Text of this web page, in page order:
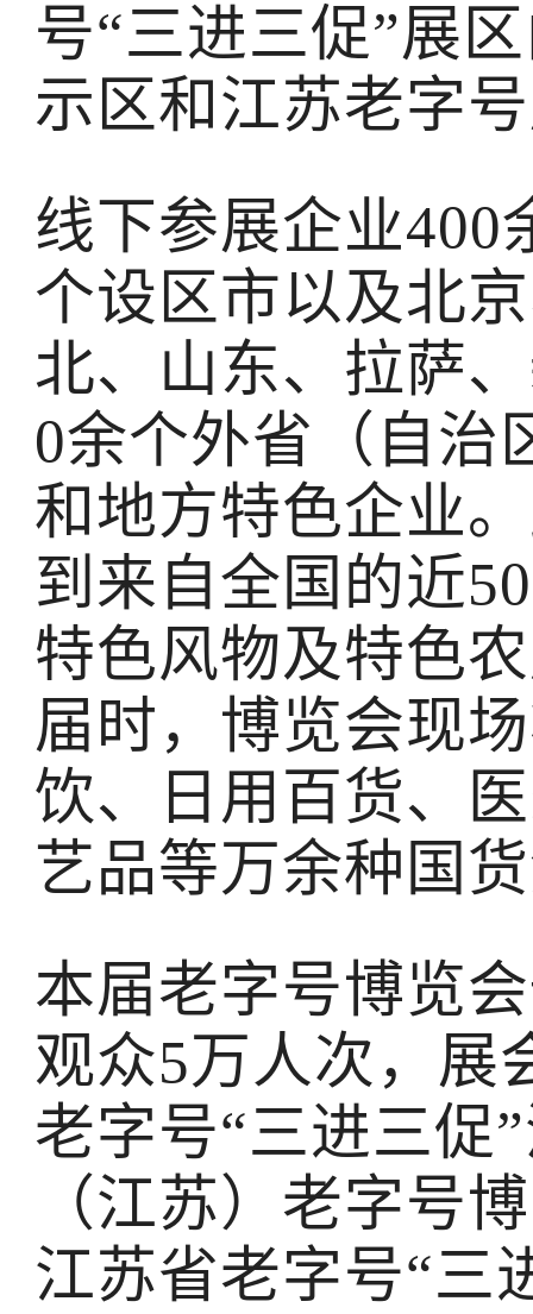
号“三进三促”展
示区和江苏老字
线下参展企业400
个设区市以及北
北、山东、拉萨
0余个外省（自治
和地方特色企业
到来自全国的近
特色风物及特色
届时，博览会现
饮、日用百货、
艺品等万余种国
本届老字号博览
观众5万人次，展
老字号“三进三促
（江苏）老字号
江苏省老字号“三